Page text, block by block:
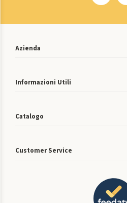
Azienda
Informazioni Utili
Catalogo
Customer Service